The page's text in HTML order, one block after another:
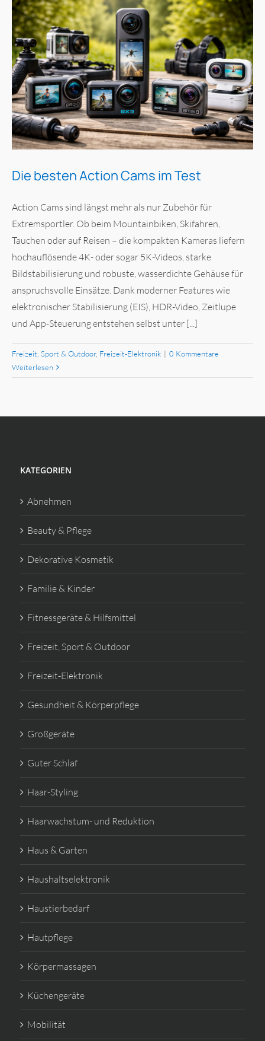
Die besten Action Cams im Test
Action Cams sind längst mehr als nur Zubehör für
Extremsportler. Ob beim Mountainbiken, Skifahren,
Tauchen oder auf Reisen – die kompakten Kameras liefern
hochauflösende 4K- oder sogar 5K-Videos, starke
Bildstabilisierung und robuste, wasserdichte Gehäuse für
anspruchsvolle Einsätze. Dank moderner Features wie
elektronischer Stabilisierung (EIS), HDR-Video, Zeitlupe
und App-Steuerung entstehen selbst unter [...]
Freizeit, Sport & Outdoor, Freizeit-Elektronik | 0 Kommentare
Weiterlesen
KATEGORIEN
Abnehmen
Beauty & Pflege
Dekorative Kosmetik
Familie & Kinder
Fitnessgeräte & Hilfsmittel
Freizeit, Sport & Outdoor
Freizeit-Elektronik
Gesundheit & Körperpflege
Großgeräte
Guter Schlaf
Haar-Styling
Haarwachstum- und Reduktion
Haus & Garten
Haushaltselektronik
Haustierbedarf
Hautpflege
Körpermassagen
Küchengeräte
Mobilität